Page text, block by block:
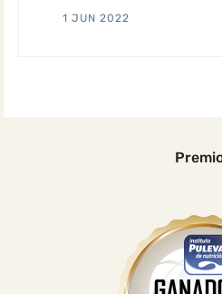
1 JUN 2022